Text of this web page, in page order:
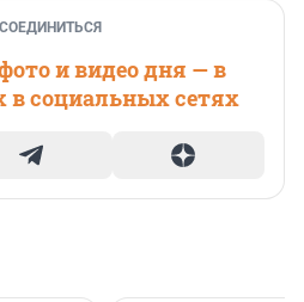
и видео дня — в
в социальных сетях